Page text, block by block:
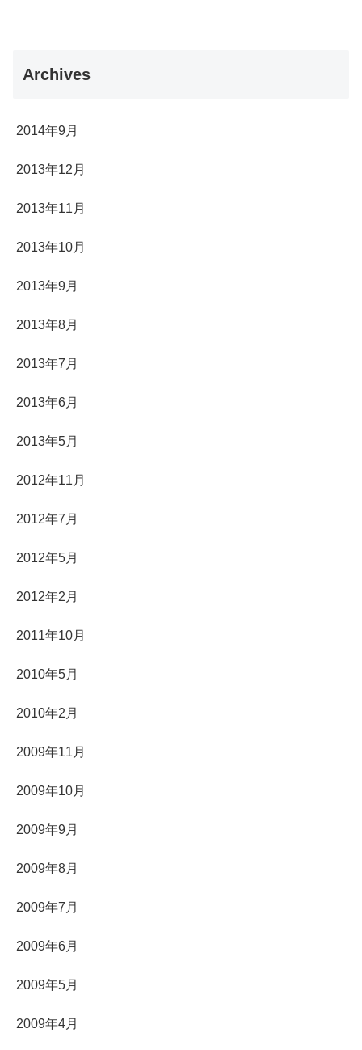
Archives
2014年9月
2013年12月
2013年11月
2013年10月
2013年9月
2013年8月
2013年7月
2013年6月
2013年5月
2012年11月
2012年7月
2012年5月
2012年2月
2011年10月
2010年5月
2010年2月
2009年11月
2009年10月
2009年9月
2009年8月
2009年7月
2009年6月
2009年5月
2009年4月